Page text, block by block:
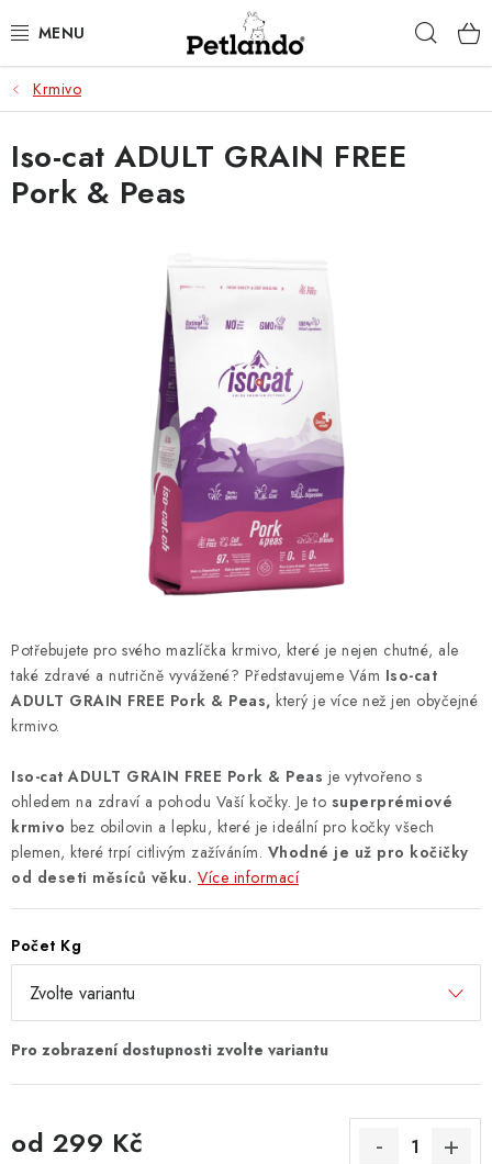
na
PRO PSY
PRO KOČKY
PRO PÁNÍČKY
ZACHRAŇ PRODUKT
O nás Kontakty
Hodnocení obchodu
Obchodní podmínky
Doprava a platba Moje objednávka
Krmivo
Potřebujete pro svého mazlíčka krmivo, které je nejen chutné, ale
také zdravé a nutričně vyvážené? Představujeme Vám Iso-cat
ADULT GRAIN FREE Pork & Peas, který je více než jen obyčejné
krmivo.
Iso-cat ADULT GRAIN FREE Pork & Peas je vytvořeno s
ohledem na zdraví a pohodu Vaší kočky. Je to superprémiové
krmivo bez obilovin a lepku, které je ideální pro kočky všech
plemen, které trpí citlivým zažíváním. Vhodné je už pro kočičky
od deseti měsíců věku. Více informací
Počet Kg
od 299 Kč
Iso-cat ADULT GRAIN FREE
Pork & Peas